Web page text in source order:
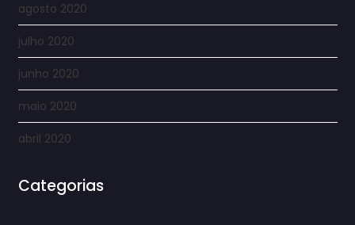
agosto 2020
julho 2020
junho 2020
maio 2020
abril 2020
Categorias